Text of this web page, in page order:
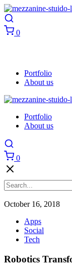
0
Portfolio
About us
Portfolio
About us
0
October 16, 2018
Apps
Social
Tech
Robotics